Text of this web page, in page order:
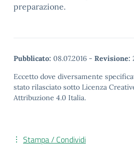
preparazione.
Pubblicato: 08.07.2016 - Revisione:
Eccetto dove diversamente
stato rilasciato sotto Licenza
Attribuzione 4.0 Italia.
Stampa / Condividi